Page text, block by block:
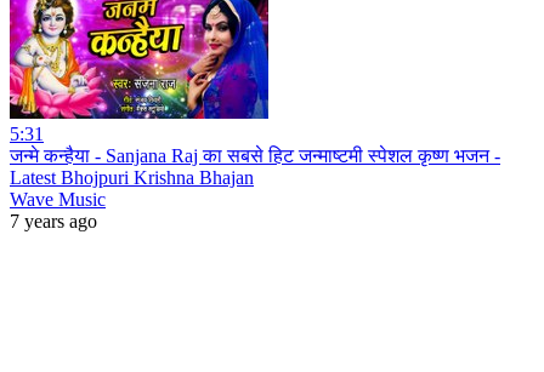
5:31
जन्मे कन्हैया - Sanjana Raj का सबसे हिट जन्माष्टमी स्पेशल कृष्ण भजन -
Latest Bhojpuri Krishna Bhajan
Wave Music
7 years ago